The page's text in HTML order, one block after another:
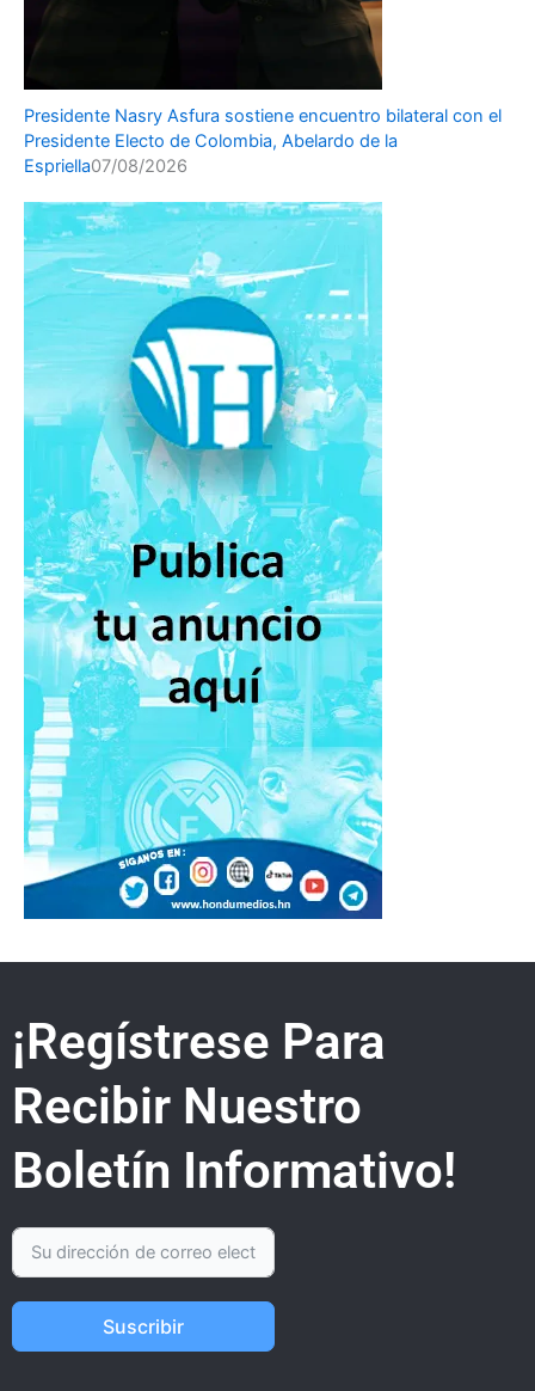
Presidente Nasry Asfura sostiene encuentro bilateral con el
Presidente Electo de Colombia, Abelardo de la
Espriella07/08/2026
¡Regístrese Para
Recibir Nuestro
Boletín Informativo!
Suscribir